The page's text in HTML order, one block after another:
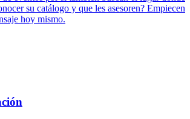
su catálogo y que les asesoren? Empiecen
hoy mismo.